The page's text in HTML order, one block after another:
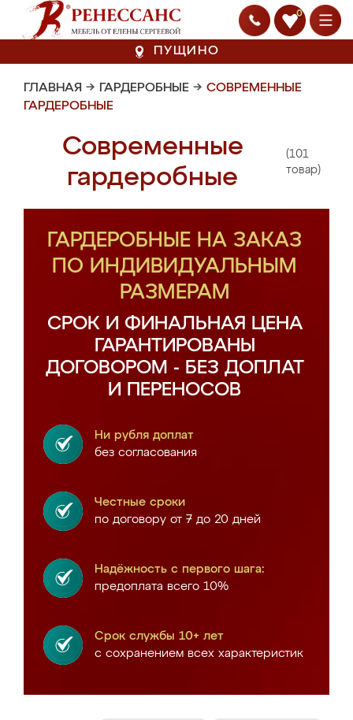
0
ПУЩИНО
ГЛАВНАЯ → ГАРДЕРОБНЫЕ → СОВРЕМЕННЫЕ
ГАРДЕРОБНЫЕ
Современные
гардеробные
(101
товар)
ГАРДЕРОБНЫЕ НА ЗАКАЗ
ПО ИНДИВИДУАЛЬНЫМ
РАЗМЕРАМ
СРОК И ФИНАЛЬНАЯ ЦЕНА
ГАРАНТИРОВАНЫ
ДОГОВОРОМ - БЕЗ ДОПЛАТ
И ПЕРЕНОСОВ
Ни рубля доплат
без согласования
Честные сроки
по договору от 7 до 20 дней
Надёжность с первого шага:
предоплата всего 10%
Срок службы 10+ лет
с сохранением всех характеристик